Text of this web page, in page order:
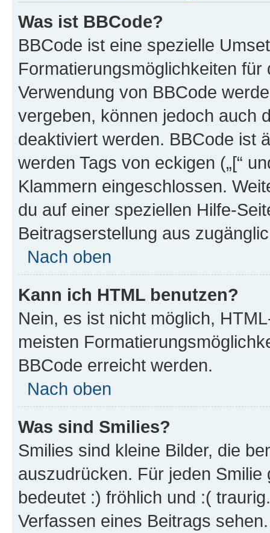
Was ist BBCode?
BBCode ist eine spezielle
Formatierungsmöglichkeiten
Verwendung von BBCode
vergeben, können jedoch auch
deaktiviert werden. BBCode ist
werden Tags von eckigen („[“
Klammern eingeschlossen.
du auf einer speziellen Hilfe-
Beitragserstellung aus
Nach oben
Kann ich HTML benutzen?
Nein, es ist nicht möglich,
meisten
BBCode erreicht werden.
Nach oben
Was sind Smilies?
Smilies sind kleine Bilder, die
auszudrücken. Für jeden
bedeutet :) fröhlich und :(
Verfassen eines Beitrags